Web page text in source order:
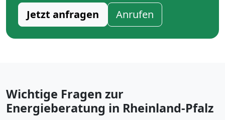
Jetzt anfragen Anrufen
Wichtige Fragen zur
Energieberatung in Rheinland-Pfalz